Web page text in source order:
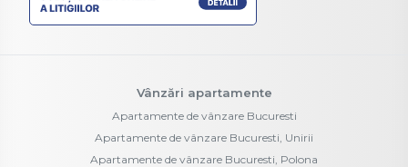
Vânzări apartamente
Apartamente de vânzare Bucuresti
Apartamente de vânzare Bucuresti, Unirii
Apartamente de vânzare Bucuresti, Polona